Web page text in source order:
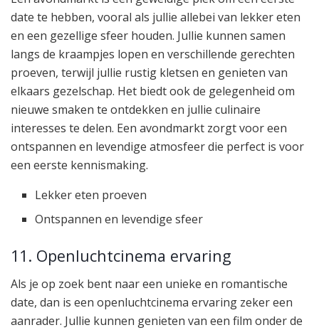
date te hebben, vooral als jullie allebei van lekker eten
en een gezellige sfeer houden. Jullie kunnen samen
langs de kraampjes lopen en verschillende gerechten
proeven, terwijl jullie rustig kletsen en genieten van
elkaars gezelschap. Het biedt ook de gelegenheid om
nieuwe smaken te ontdekken en jullie culinaire
interesses te delen. Een avondmarkt zorgt voor een
ontspannen en levendige atmosfeer die perfect is voor
een eerste kennismaking.
Lekker eten proeven
Ontspannen en levendige sfeer
11. Openluchtcinema ervaring
Als je op zoek bent naar een unieke en romantische
date, dan is een openluchtcinema ervaring zeker een
aanrader. Jullie kunnen genieten van een film onder de